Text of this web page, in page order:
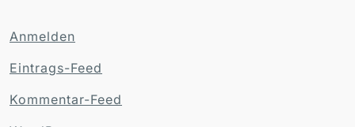
Anmelden
Eintrags-Feed
Kommentar-Feed